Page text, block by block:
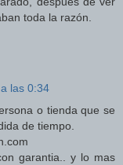
toda la razón.
las 0:34
o tienda que se
de tiempo.
garantia.. y lo mas